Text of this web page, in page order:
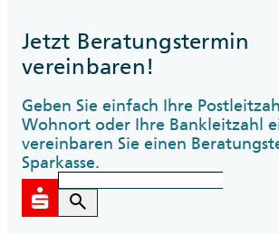
Jetzt Beratungstermin
vereinbaren!
Geben Sie einfach Ihre
Wohnort oder Ihre Bankleitzahl
vereinbaren Sie einen
Sparkasse.
search